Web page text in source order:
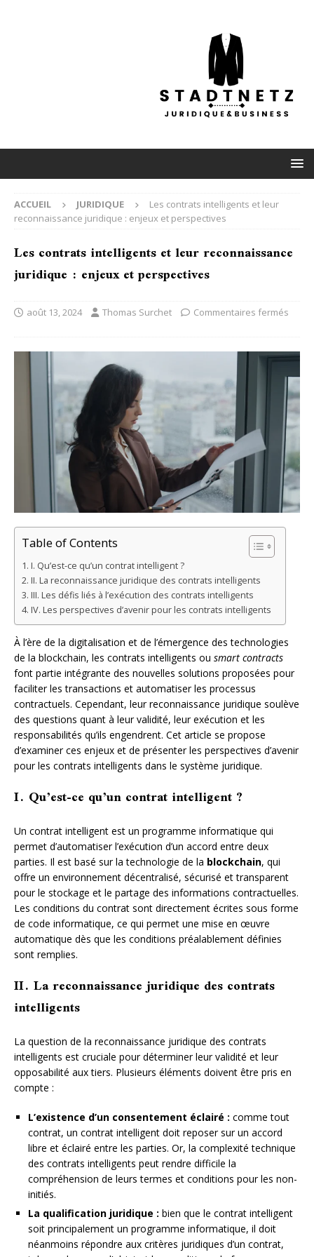
ACCUEIL JURIDIQUE
Les contrats intelligents et leur
reconnaissance juridique : enjeux et perspectives
Les contrats intelligents et leur reconnaissance
juridique : enjeux et perspectives
août 13, 2024 Thomas Surchet Commentaires fermés
Table of Contents
I. Qu’est-ce qu’un contrat intelligent ?
II. La reconnaissance juridique des contrats intelligents
III. Les défis liés à l’exécution des contrats intelligents
IV. Les perspectives d’avenir pour les contrats intelligents
À l’ère de la digitalisation et de l’émergence des technologies
de la blockchain, les contrats intelligents ou smart contracts
font partie intégrante des nouvelles solutions proposées pour
faciliter les transactions et automatiser les processus
contractuels. Cependant, leur reconnaissance juridique soulève
des questions quant à leur validité, leur exécution et les
responsabilités qu’ils engendrent. Cet article se propose
d’examiner ces enjeux et de présenter les perspectives d’avenir
pour les contrats intelligents dans le système juridique.
I. Qu’est-ce qu’un contrat intelligent ?
Un contrat intelligent est un programme informatique qui
permet d’automatiser l’exécution d’un accord entre deux
parties. Il est basé sur la technologie de la blockchain, qui
offre un environnement décentralisé, sécurisé et transparent
pour le stockage et le partage des informations contractuelles.
Les conditions du contrat sont directement écrites sous forme
de code informatique, ce qui permet une mise en œuvre
automatique dès que les conditions préalablement définies
sont remplies.
II. La reconnaissance juridique des contrats
intelligents
La question de la reconnaissance juridique des contrats
intelligents est cruciale pour déterminer leur validité et leur
opposabilité aux tiers. Plusieurs éléments doivent être pris en
compte :
L’existence d’un consentement éclairé : comme tout
contrat, un contrat intelligent doit reposer sur un accord
libre et éclairé entre les parties. Or, la complexité technique
des contrats intelligents peut rendre difficile la
compréhension de leurs termes et conditions pour les non-
initiés.
La qualification juridique : bien que le contrat intelligent
soit principalement un programme informatique, il doit
néanmoins répondre aux critères juridiques d’un contrat,